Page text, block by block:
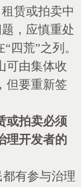
赁或拍卖中
，应慎重处
四荒”之列。
可由集体收
但要重新签
或拍卖必须
理开发者的
有参与治理